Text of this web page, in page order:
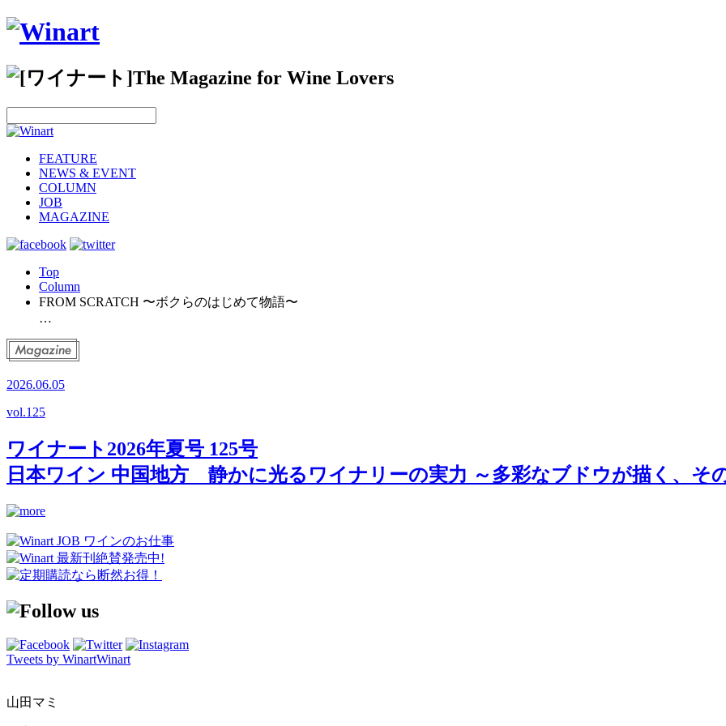
FEATURE
NEWS & EVENT
COLUMN
JOB
MAGAZINE
Top
Column
FROM SCRATCH 〜ボクらのはじめて物語〜
…
2026.06.05
vol.125
ワイナート2026年夏号 125号
日本ワイン 中国地方 静かに光るワイナリーの実力 ～多彩なブドウが描く、そ
Tweets by WinartWinart
山田マミ